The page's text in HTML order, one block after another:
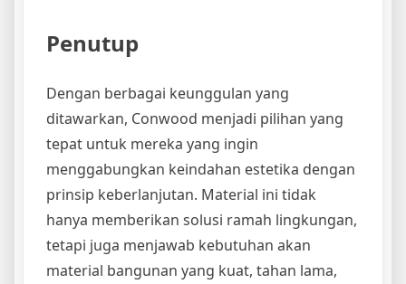
Penutup
Dengan berbagai keunggulan yang
ditawarkan, Conwood menjadi pilihan yang
tepat untuk mereka yang ingin
menggabungkan keindahan estetika dengan
prinsip keberlanjutan. Material ini tidak
hanya memberikan solusi ramah lingkungan,
tetapi juga menjawab kebutuhan akan
material bangunan yang kuat, tahan lama,